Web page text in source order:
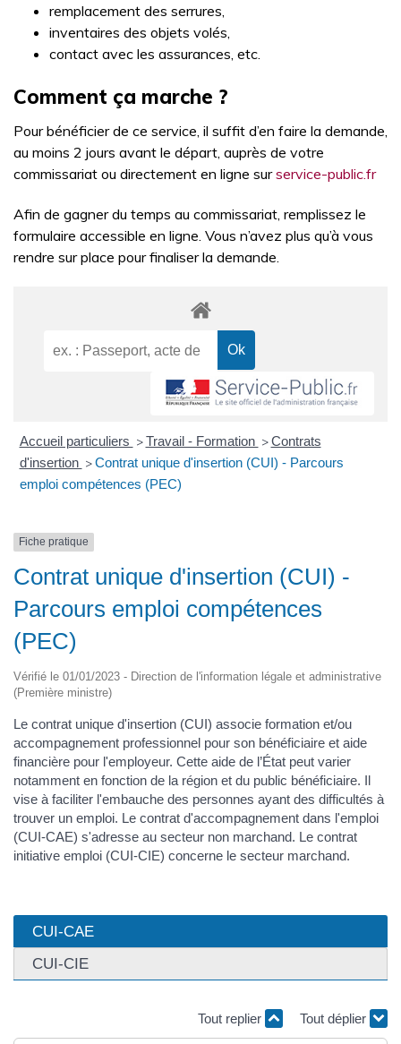
remplacement des serrures,
inventaires des objets volés,
contact avec les assurances, etc.
Comment ça marche ?
Pour bénéficier de ce service, il suffit d’en faire la demande,
au moins 2 jours avant le départ, auprès de votre
commissariat ou directement en ligne surservice-public.fr
Afin de gagner du temps au commissariat, remplissez le
formulaire accessible en ligne. Vous n’avez plus qu’à vous
rendre sur place pour finaliser la demande.
Accueil particuliers > Travail - Formation > Contrats
d'insertion > Contrat unique d'insertion (CUI) - Parcours
emploi compétences (PEC)
Fiche pratique
Contrat unique d'insertion (CUI) -
Parcours emploi compétences
(PEC)
Vérifié le 01/01/2023 - Direction de l'information légale et administrative
(Première ministre)
Le contrat unique d'insertion (CUI) associe formation et/ou
accompagnement professionnel pour son bénéficiaire et aide
financière pour l'employeur. Cette aide de l’État peut varier
notamment en fonction de la région et du public bénéficiaire. Il
vise à faciliter l'embauche des personnes ayant des difficultés à
trouver un emploi. Le contrat d'accompagnement dans l'emploi
(CUI-CAE) s'adresse au secteur non marchand. Le contrat
initiative emploi (CUI-CIE) concerne le secteur marchand.
CUI-CAE
CUI-CIE
Tout replier Tout déplier